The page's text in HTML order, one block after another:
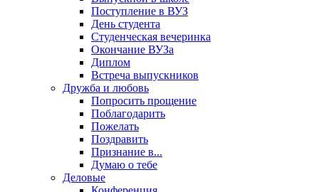
Поступление в ВУЗ
День студента
Студенческая вечеринка
Окончание ВУЗа
Диплом
Встреча выпускников
Дружба и любовь
Попросить прощение
Поблагодарить
Пожелать
Поздравить
Признание в...
Думаю о тебе
Деловые